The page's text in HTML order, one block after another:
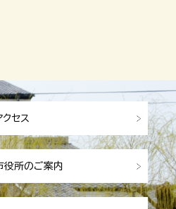
クセス
役所のご案内